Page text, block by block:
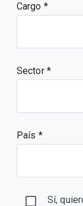
Cargo
Sector *
País *
Sí,